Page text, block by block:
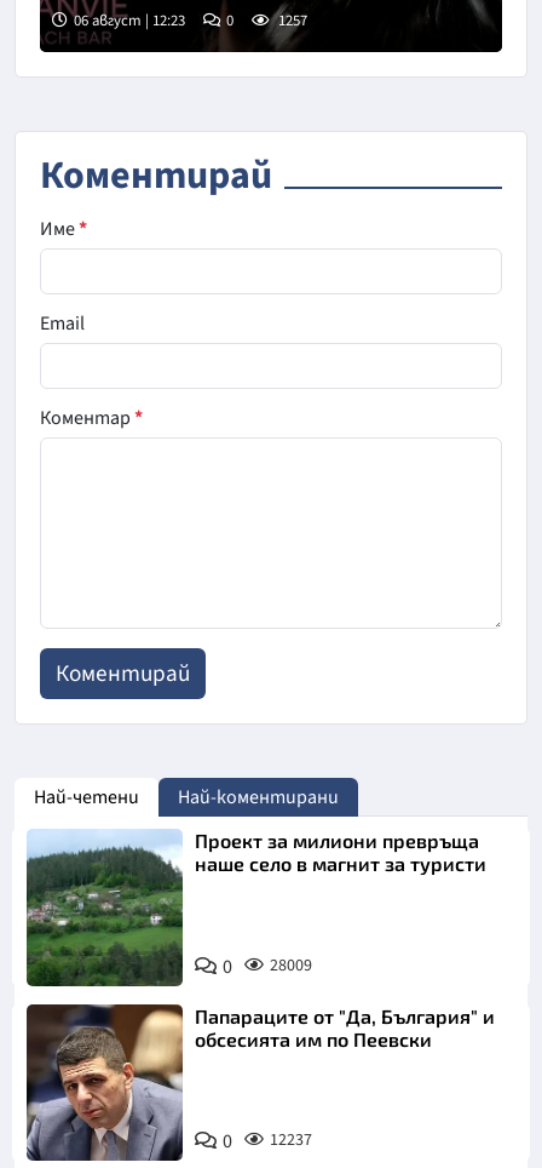
06 август | 12:23 0 1257
Коментирай
Име*
Email
Коментар*
Най-четени Най-коментирани
Проект за милиони превръща
наше село в магнит за туристи
0 28009
Папараците от "Да, България" и
обсесията им по Пеевски
0 12237